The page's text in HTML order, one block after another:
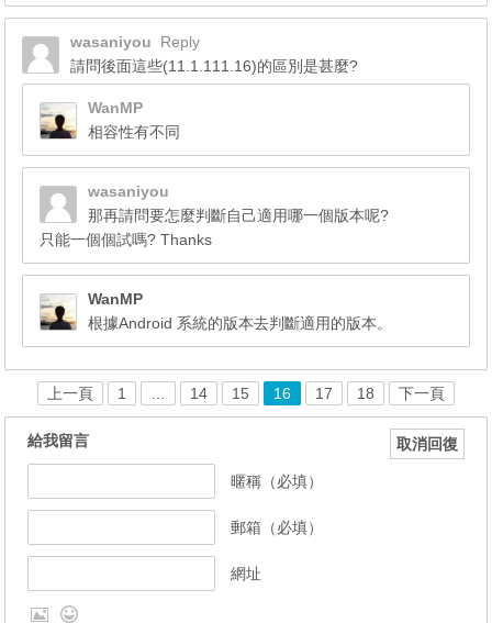
wasaniyou
Reply
請問後面這些(11.1.111.16)的區別是甚麼?
WanMP
相容性有不同
wasaniyou
那再請問要怎麼判斷自己適用哪一個版本呢?
只能一個個試嗎? Thanks
WanMP
根據Android 系統的版本去判斷適用的版本。
上一頁 1 14 15 16 17 18 下一頁
給我留言 取消回復
暱稱（必填）
郵箱（必填）
網址